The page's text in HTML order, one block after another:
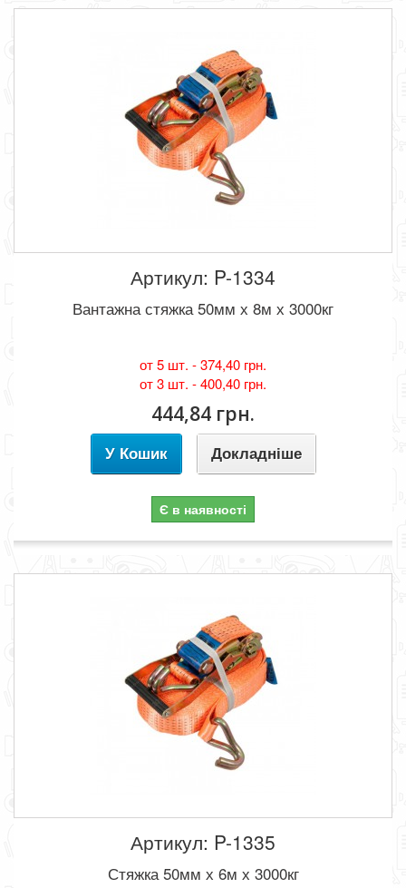
Артикул: P-1334
Вантажна стяжка 50мм х 8м х 3000кг
от 5 шт. -374,40 грн.
от 3 шт. -400,40 грн.
444,84 грн.
У Кошик Докладніше
Є в наявності
Артикул: P-1335
Стяжка 50мм х 6м х 3000кг